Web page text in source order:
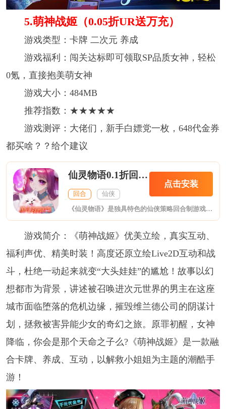
5.萌神战姬（0.05折UR送万充）
游戏类型：卡牌 二次元 养成
游戏福利：闯关达标即可领取SP品质女神，轻松
0氪，直接抱美萌女神
游戏大小：484MB
推荐指数：★★★★★
游戏测评：大佬们，新手白嫖党一枚，648代金券
都买啥？？给个建议
仙灵物语0.1折回合免费版
回合 仙侠
点击安装
《仙灵物语》是独具特色的仙侠策略回合制游戏。它以东方玄幻画风打造 4K 仙侠世界，美景搭配国风音效，尽显古韵。游戏设有七大特色职业，技能各异，还有上百种伙伴，玩家能养成伙伴并通过阵法排兵布阵。创新九宫格策略阵法，让战斗充满策略。丰富的任务剧情串联起多样玩法，像伙伴玩法、43 级解锁的仙灵系统等。社交方面，“沐浴” 玩法互动丰富，组队便捷，结婚交友系统浪漫，还有贸易护送等趣味玩法。快来《仙灵物语》，
游戏简介：《萌神战姬》优美立绘，真实互动、
福利声优、精美时装！高度还原立绘Live2D互动和战
斗，杜绝一动起来就变“大头娃娃”的尴尬！故事以幻
想都市为背景，讲述被召唤进次元世界的男主在这座
城市面临堕落的危机边缘，摧毁维兰德公司的阴谋计
划，拯救被害异能少女的奇幻之旅。原罪初醒，女神
降临，你会是那个天命之子么?《萌神战姬》是一款融
合卡牌、养成、互动，以解救小姐姐为主题的潮酷手
游！